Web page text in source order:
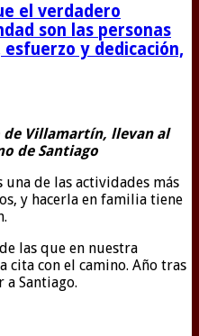
el verdadero
son las personas
y dedicación,
Villamartín, llevan al
de Santiago
una de las actividades más
y hacerla en familia tiene
las que en nuestra
cita con el camino. Año tras
a Santiago.